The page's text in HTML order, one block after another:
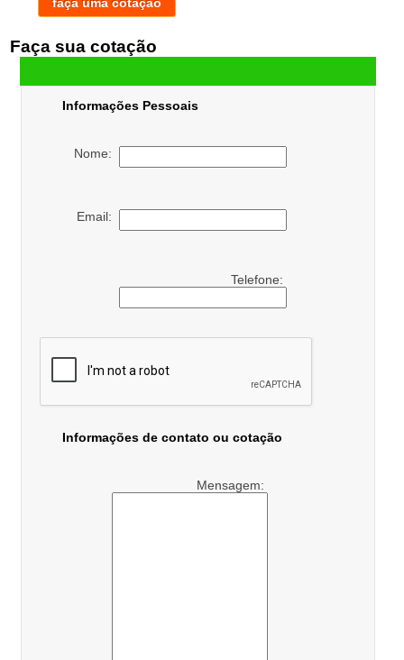
Faça sua cotação
Informações Pessoais
Nome:
Email:
Telefone:
Informações de contato ou cotação
Mensagem: